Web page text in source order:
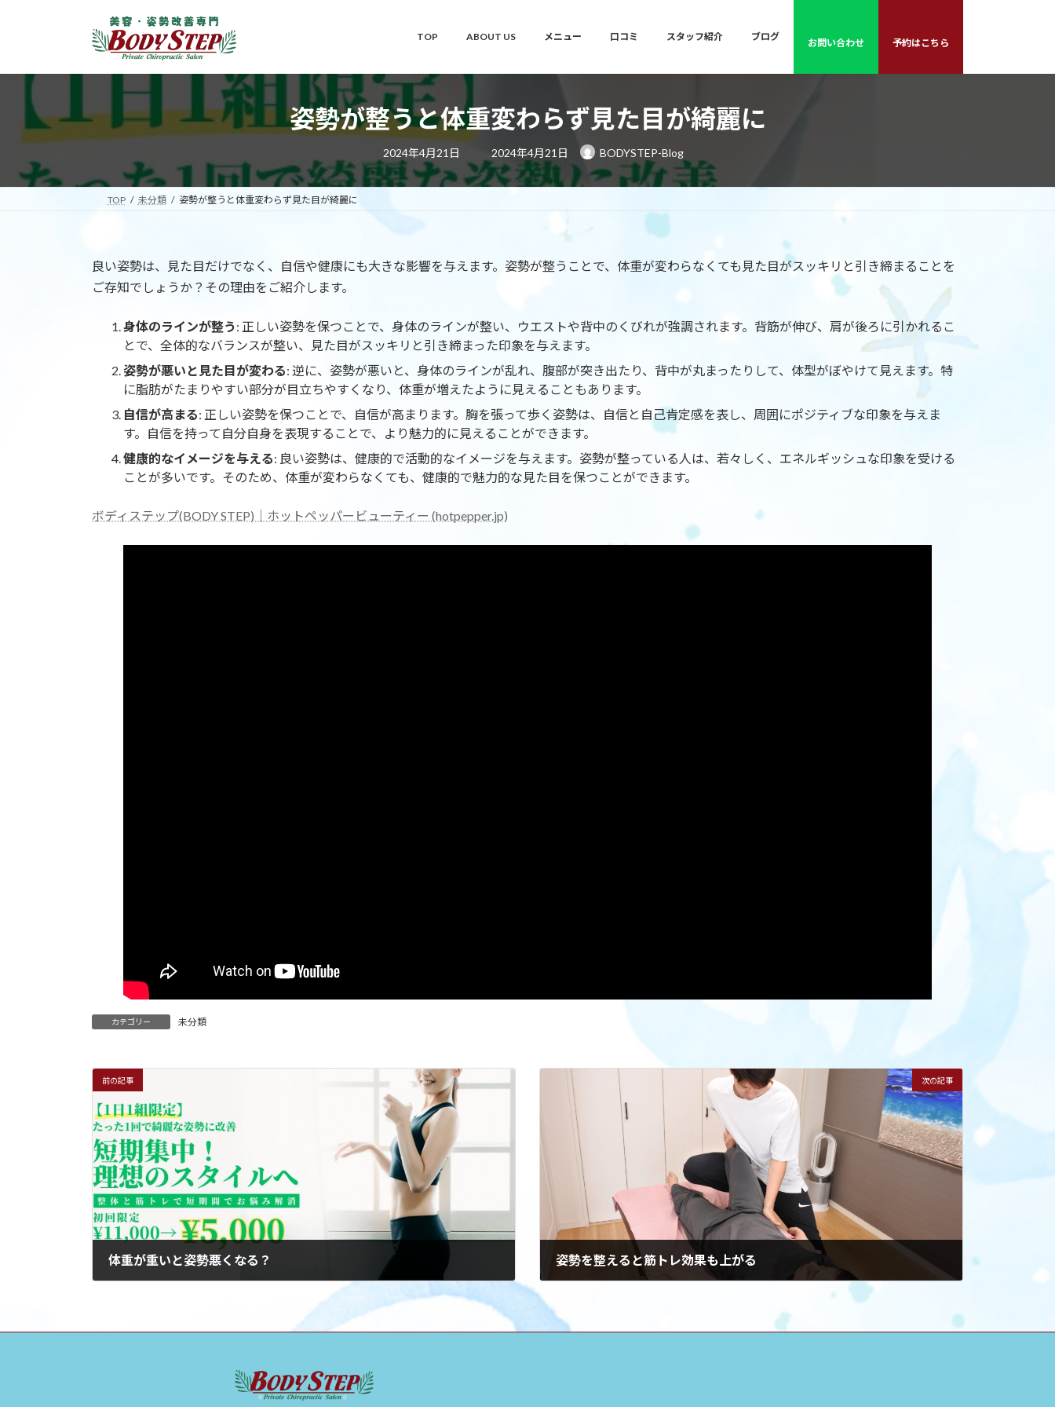
TOP ABOUT US メニュー 口コミ スタッフ紹介 ブログ
お問い合わせ 予約はこちら
姿勢が整うと体重変わらず見た目が綺麗に
2024年4月21日
最
終
更
新
日
2024年4月21日 BODYSTEP-Blog
TOP 未分類 姿勢が整うと体重変わらず見た目が綺麗に
良い姿勢は、見た目だけでなく、自信や健康にも大きな影響を与えます。姿勢が整うことで、体重が変わらなくても見た目がスッキリと引き締まることを
ご存知でしょうか？その理由をご紹介します。
身体のラインが整う : 正しい姿勢を保つことで、身体のラインが整い、ウエストや背中のくびれが強調されます。背筋が伸び、肩が後ろに引かれるこ
とで、全体的なバランスが整い、見た目がスッキリと引き締まった印象を与えます。
姿勢が悪いと見た目が変わる: 逆に、姿勢が悪いと、身体のラインが乱れ、腹部が突き出たり、背中が丸まったりして、体型がぼやけて見えます。特
に脂肪がたまりやすい部分が目立ちやすくなり、体重が増えたように見えることもあります。
自信が高まる: 正しい姿勢を保つことで、自信が高まります。胸を張って歩く姿勢は、自信と自己肯定感を表し、周囲にポジティブな印象を与えま
す。自信を持って自分自身を表現することで、より魅力的に見えることができます。
健康的なイメージを与える: 良い姿勢は、健康的で活動的なイメージを与えます。姿勢が整っている人は、若々しく、エネルギッシュな印象を受ける
ことが多いです。そのため、体重が変わらなくても、健康的で魅力的な見た目を保つことができます。
ボディステップ(BODY STEP)｜ホットペッパービューティー (hotpepper.jp)
カテゴリー 未分類
前の記事
体重が重いと姿勢悪くなる？
次の記事
姿勢を整えると筋トレ効果も上がる